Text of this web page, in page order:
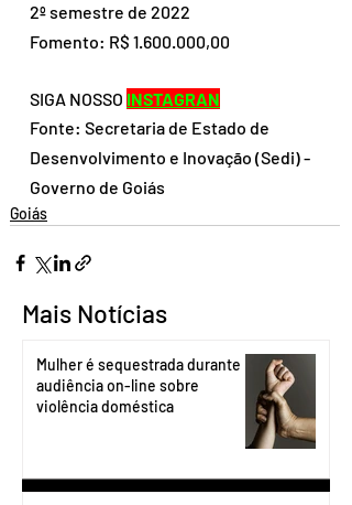
2º semestre de 2022
Fomento: R$ 1.600.000,00
SIGA NOSSO INSTAGRAN
Fonte: Secretaria de Estado de
Desenvolvimento e Inovação (Sedi) -
Governo de Goiás
Goiás
Mais Notícias
Mulher é sequestrada durante
audiência on-line sobre
violência doméstica